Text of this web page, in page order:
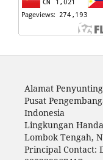
Alamat
Pusat
Indonesia
Lingkungan
Lombok Tengah,
Principal Contact: